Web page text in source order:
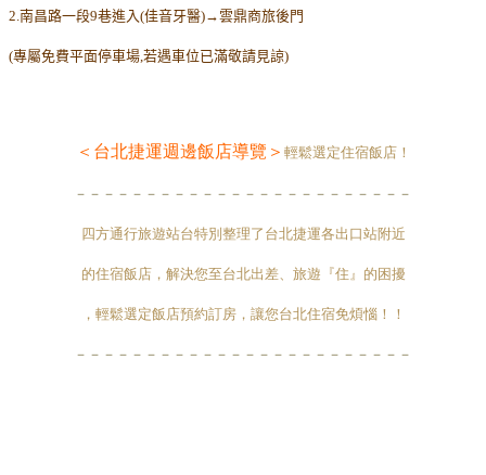
2.南昌路一段9巷進入(佳音牙醫)→雲鼎商旅後門
(專屬免費平面停車場,若遇車位已滿敬請見諒)
＜台北捷運週邊飯店導覽＞ 輕鬆選定住宿飯店！
－－－－－－－－－－－－－－－－－－－－－－－－
四方通行旅遊站台特別整理了台北捷運各出口站附近
的住宿飯店，解決您至台北出差、旅遊『住』的困擾
，輕鬆選定飯店預約訂房，讓您台北住宿免煩惱！！
－－－－－－－－－－－－－－－－－－－－－－－－